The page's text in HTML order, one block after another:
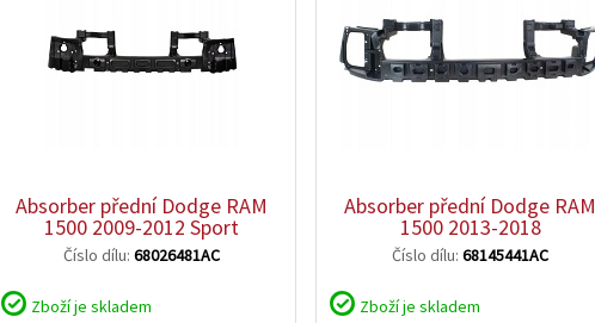
Absorber přední Dodge RAM
1500 2009-2012 Sport
Číslo dílu:68026481AC
Zboží je skladem
Absorber přední Dodge RAM
1500 2013-2018
Číslo dílu:68145441AC
Zboží je skladem